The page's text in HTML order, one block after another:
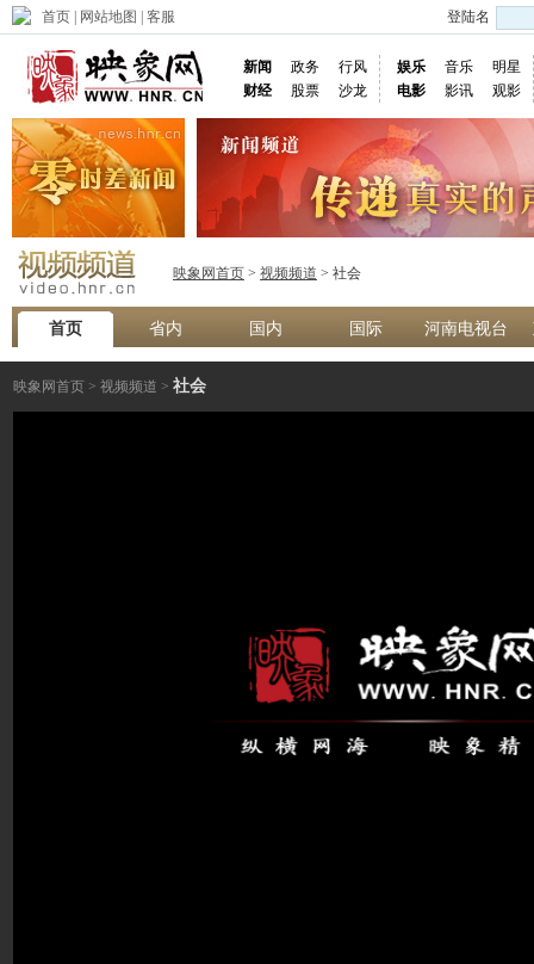
首页 网站地图 客服 登陆名
新闻 政务
行风
财经
股票 沙龙
娱乐 音乐
明星
电影
影讯 观影
映象网首页 > 视频频道 > 社会
首页 省内 国内 国际 河南电视台
映象网首页 > 视频频道 > 社会